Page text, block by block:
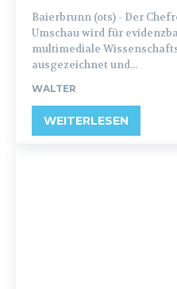
Baierbrunn (ots) - Der Chefredakteur der Apotheken
Umschau wird für
multimediale
ausgezeichnet und...
WALTER
WEITERLESEN